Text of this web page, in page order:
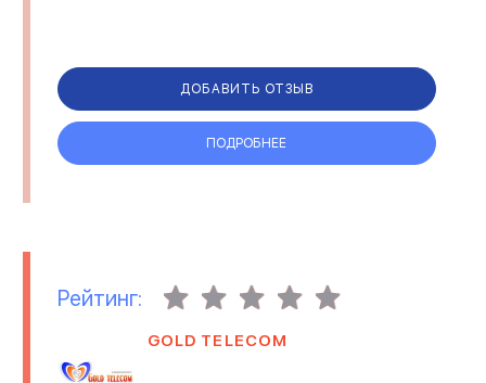
ДОБАВИТЬ ОТЗЫВ
ПОДРОБНЕЕ
Рейтинг:
GOLD TELECOM